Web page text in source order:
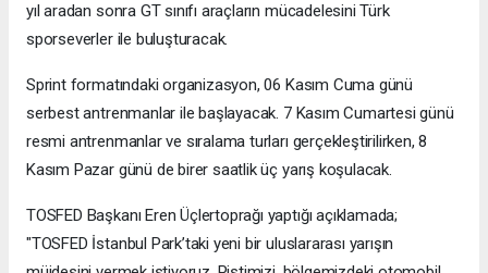
yıl aradan sonra GT sınıfı araçların mücadelesini Türk
sporseverler ile buluşturacak.
Sprint formatındaki organizasyon, 06 Kasım Cuma günü
serbest antrenmanlar ile başlayacak. 7 Kasım Cumartesi günü
resmi antrenmanlar ve sıralama turları gerçekleştirilirken, 8
Kasım Pazar günü de birer saatlik üç yarış koşulacak.
TOSFED Başkanı Eren Üçlertoprağı yaptığı açıklamada;
"TOSFED İstanbul Park’taki yeni bir uluslararası yarışın